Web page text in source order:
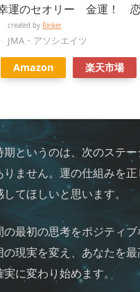
運のセオリー 金運！
created by Rinker
JMA・アソシエイツ
Amazon 楽天市場
というのは、次のステ
ません。運の仕組みを
てほしいと思います。
最初の思考をポジティ
現実を変え、あなたを
に変わり始めます。